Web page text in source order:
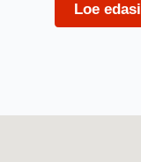
Loe edasi